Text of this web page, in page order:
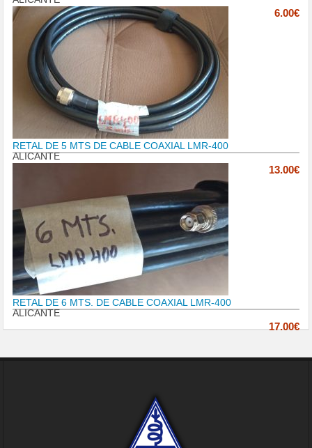
6.00€
RETAL DE 5 MTS DE CABLE COAXIAL LMR-400
ALICANTE
13.00€
RETAL DE 6 MTS. DE CABLE COAXIAL LMR-400
ALICANTE
17.00€